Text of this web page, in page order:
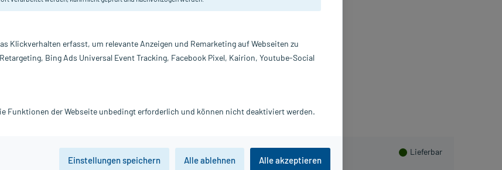
inkl. MwSt. zzgl. Versandkosten
Packungseinheit Lieferbar
PZN:
00550769
Hersteller:
DERMAPHARM AG
Klickverhalten erfasst, um relevante Anzeigen und Remarketing auf Webseiten zu
Bing Ads Universal Event Tracking, Facebook Pixel, Kairion, Youtube-Social
Funktionen der Webseite unbedingt erforderlich und können nicht deaktiviert werden.
Einstellungen speichern Alle ablehnen Alle akzeptieren